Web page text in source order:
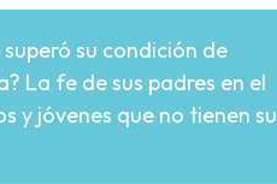
su condición de
La fe de sus padres en el
y jóvenes que no tienen su